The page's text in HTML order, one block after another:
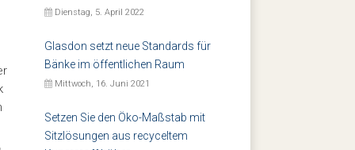
Dienstag, 5. April 2022
Glasdon setzt neue Standards für
Bänke im öffentlichen Raum
Mittwoch, 16. Juni 2021
Setzen Sie den Öko-Maßstab mit
Sitzlösungen aus recyceltem